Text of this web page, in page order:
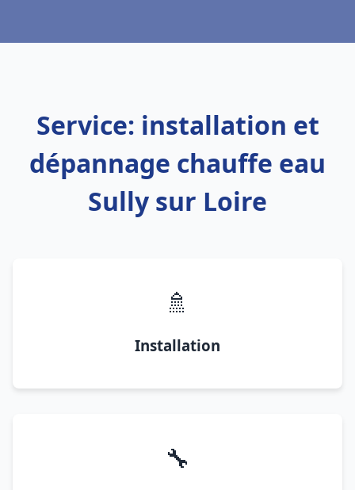
Service: installation et
dépannage chauffe eau
Sully sur Loire
🚿
Installation
🔧